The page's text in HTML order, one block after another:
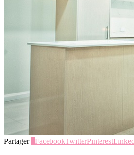
Partager FacebookTwitterPinterest